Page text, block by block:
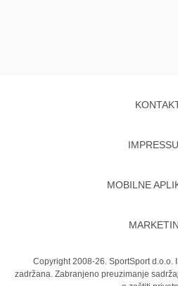
MOBILNE
Copyright 2008-26. SportSport d.o.o.
zadržana. Zabranjeno preuzimanje